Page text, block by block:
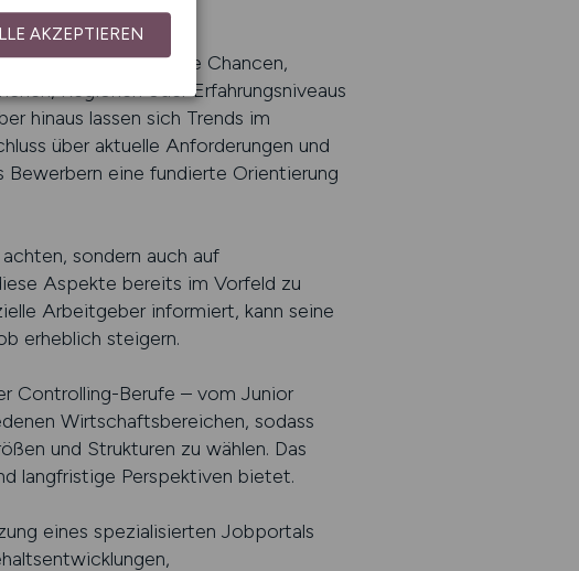
verbessert auch die Chancen,
Regionen oder Erfahrungsniveaus
hinaus lassen sich Trends im
über aktuelle Anforderungen und
eine fundierte Orientierung
sondern auch auf
Aspekte bereits im Vorfeld zu
Arbeitgeber informiert, kann seine
erheblich steigern.
Controlling-Berufe – vom Junior
Wirtschaftsbereichen, sodass
und Strukturen zu wählen. Das
langfristige Perspektiven bietet.
eines spezialisierten Jobportals
AKZEPTIEREN